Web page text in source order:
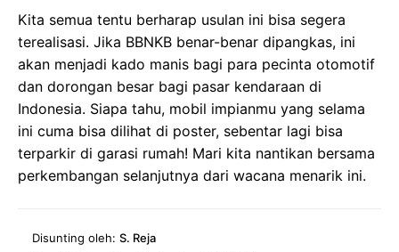
Kita semua tentu berharap usulan ini bisa segera
terealisasi. Jika BBNKB benar-benar dipangkas, ini
akan menjadi kado manis bagi para pecinta otomotif
dan dorongan besar bagi pasar kendaraan di
Indonesia. Siapa tahu, mobil impianmu yang selama
ini cuma bisa dilihat di poster, sebentar lagi bisa
terparkir di garasi rumah! Mari kita nantikan bersama
perkembangan selanjutnya dari wacana menarik ini.
Disunting oleh: S. Reja